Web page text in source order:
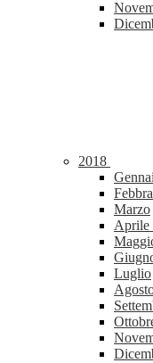
2018
Marzo
Aprile
Luglio